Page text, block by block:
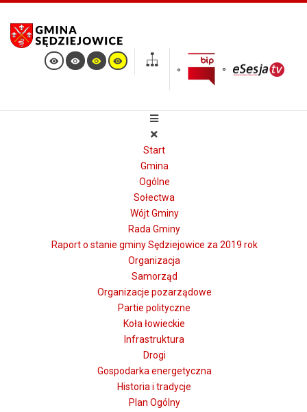
Start
Gmina
Ogólne
Sołectwa
Wójt Gminy
Rada Gminy
Raport o stanie gminy Sędziejowice za 2019 rok
Organizacja
Samorząd
Organizacje pozarządowe
Partie polityczne
Koła łowieckie
Infrastruktura
Drogi
Gospodarka energetyczna
Historia i tradycje
Plan Ogólny